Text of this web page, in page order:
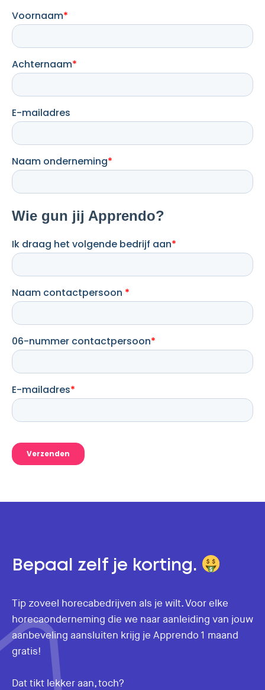
Bepaal zelf je korting.
Tip zoveel horecabedrijven als je wilt. Voor elke
horecaonderneming die we naar aanleiding van jouw
aanbeveling aansluiten krijg je Apprendo 1 maand
gratis!
Dat tikt lekker aan, toch?